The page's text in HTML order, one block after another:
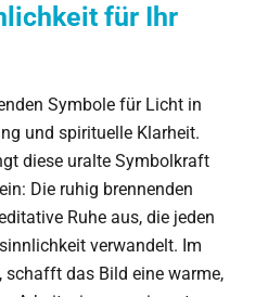
für Ihr
Symbole für Licht in
und spirituelle Klarheit.
diese uralte Symbolkraft
Die ruhig brennenden
Ruhe aus, die jeden
verwandelt. Im
das Bild eine warme,